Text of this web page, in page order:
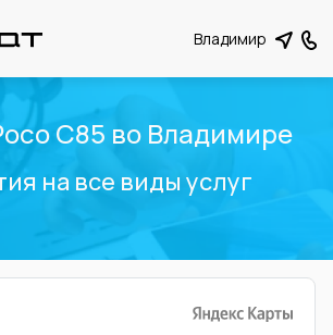
Владимир
C85 во Владимире
на все виды услуг